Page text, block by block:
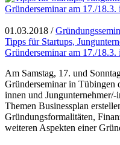
01.03.2018 /
Tipps für Startups,
Gründerseminar am 17./18.3.
Am Samstag, 17. und
Gründerseminar in Tübingen
innen und
Themen Businessplan
Gründungsformalitäten,
weiteren Aspekten einer